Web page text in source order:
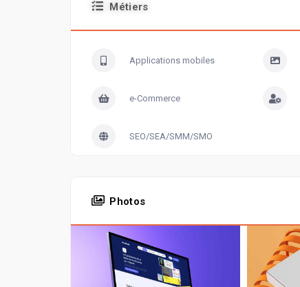
Métiers
Applications mobiles
e-Commerce
SEO/SEA/SMM/SMO
Photos